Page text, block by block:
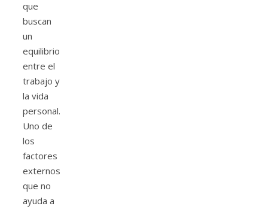
que
buscan
un
equilibrio
entre el
trabajo y
la vida
personal.
Uno de
los
factores
externos
que no
ayuda a